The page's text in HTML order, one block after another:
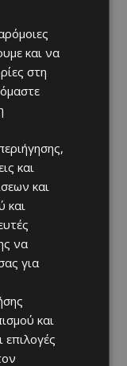
το “διπλό”
και να
στη
και
και
και
να
για
και
επιλογές